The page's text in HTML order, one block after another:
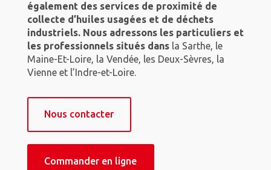
également des services de proximité de
collecte d’huiles usagées et de déchets
industriels. Nous adressons les particuliers et
les professionnels situés dans la Sarthe, le
Maine-Et-Loire, la Vendée, les Deux-Sèvres, la
Vienne et l’Indre-et-Loire.
Nous contacter
Commander en ligne